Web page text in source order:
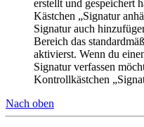
erstellt und gespeichert
Kästchen „Signatur
Signatur auch
Bereich das
aktivierst. Wenn du
Signatur verfassen
Kontrollkästchen
Nach oben